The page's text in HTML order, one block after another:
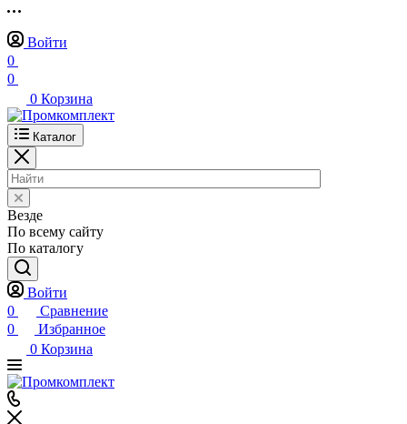
Войти
0
0
0 Корзина
Каталог
Везде
По всему сайту
По каталогу
Войти
0
Сравнение
0
Избранное
0 Корзина